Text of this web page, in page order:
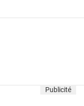
Publicité